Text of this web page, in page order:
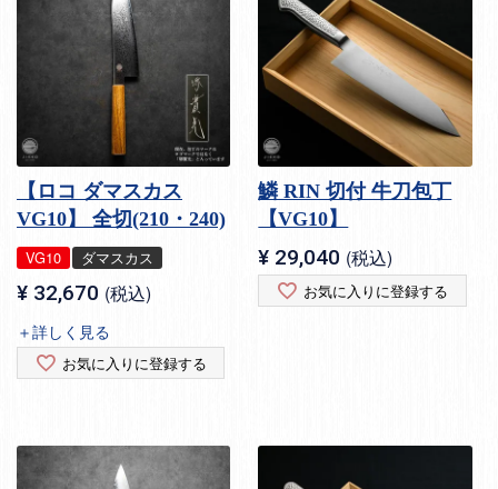
【ロコ ダマスカス
VG10】 全切(210・240)
VG10 ダマスカス
¥ 32,670 税込
＋詳しく見る
お気に入りに登録する
鱗 RIN 切付 牛刀包丁
【VG10】
¥ 29,040 税込
お気に入りに登録する